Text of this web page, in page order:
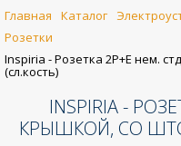
Главная Каталог
Розетки
Inspiria - Розетка 2P+E нем.
(сл.кость)
INSPIRIA -
КРЫШКОЙ, СО